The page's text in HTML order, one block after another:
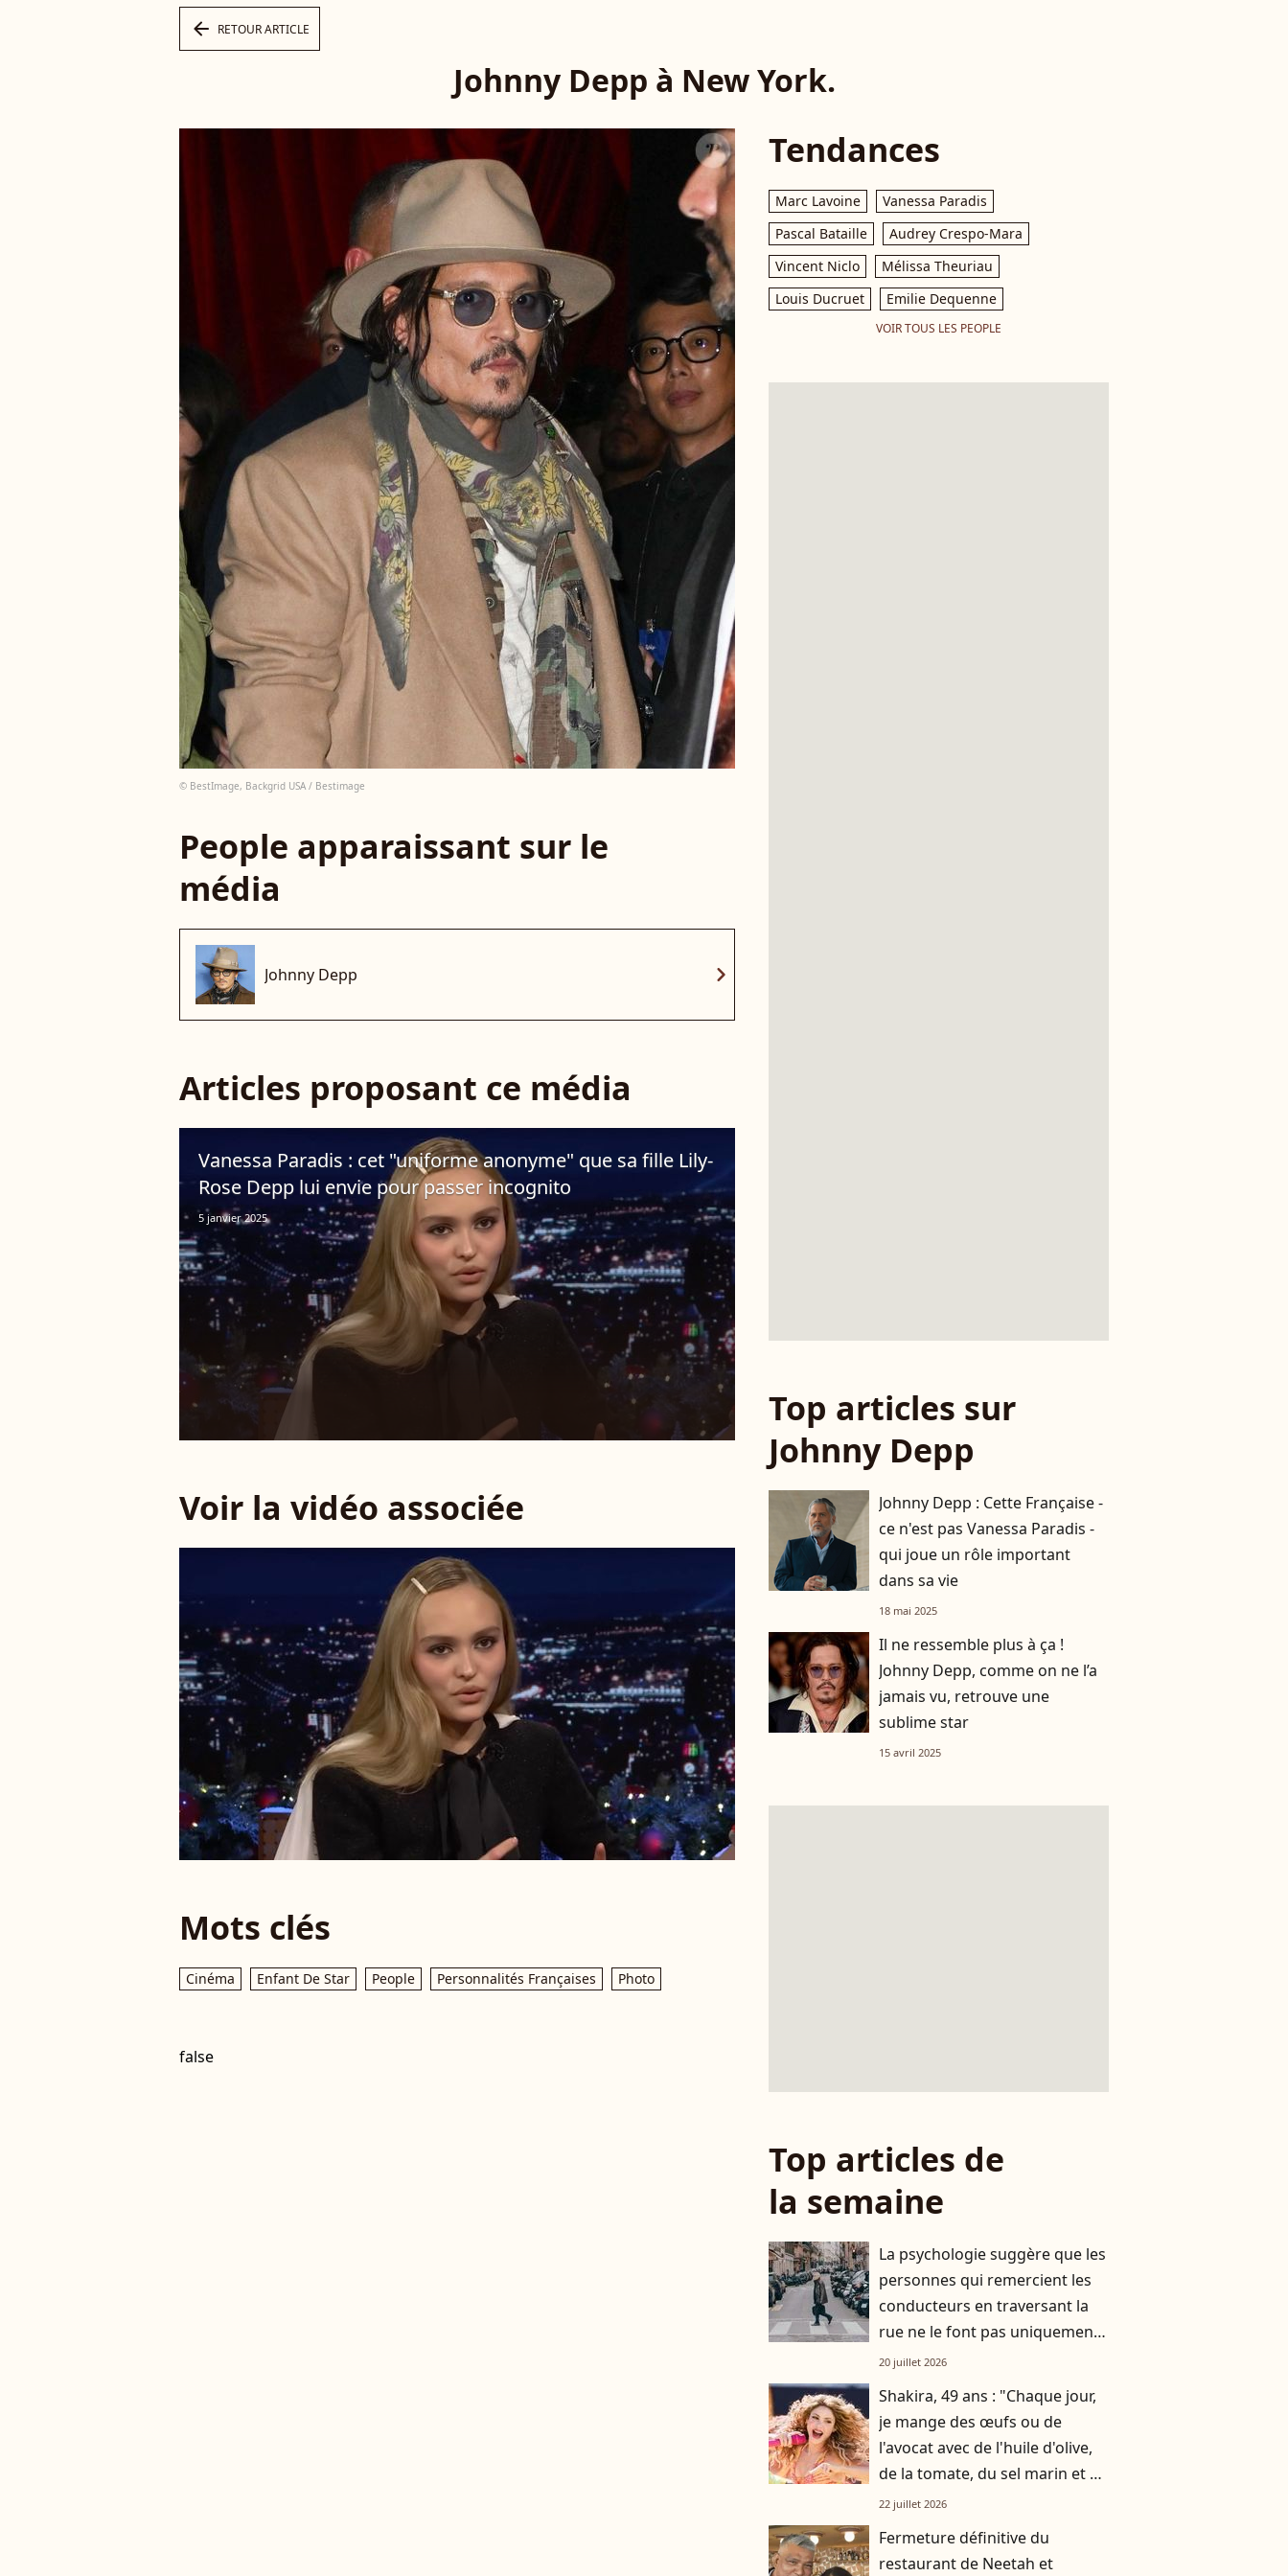
arrow_left RETOUR ARTICLE
Johnny Depp à New York.
© BestImage, Backgrid USA / Bestimage
People apparaissant sur le
média
Johnny Depp chevron_right
Articles proposant ce média
Vanessa Paradis : cet "uniforme anonyme" que sa fille Lily-
Rose Depp lui envie pour passer incognito
5 janvier 2025
Voir la vidéo associée
Mots clés
Cinéma Enfant De Star People Personnalités Françaises Photo
false
Tendances
Marc Lavoine
Vanessa Paradis
Pascal Bataille
Audrey Crespo-Mara
Vincent Niclo
Mélissa Theuriau
Louis Ducruet
Emilie Dequenne
VOIR TOUS LES PEOPLE
Top articles sur
Johnny Depp
Johnny Depp : Cette Française -
ce n'est pas Vanessa Paradis -
qui joue un rôle important
dans sa vie
18 mai 2025
Il ne ressemble plus à ça !
Johnny Depp, comme on ne l’a
jamais vu, retrouve une
sublime star
15 avril 2025
Top articles de
la semaine
La psychologie suggère que les
personnes qui remercient les
conducteurs en traversant la
rue ne le font pas uniquement
par gratitude
20 juillet 2026
Shakira, 49 ans : "Chaque jour,
je mange des œufs ou de
l'avocat avec de l'huile d'olive,
de la tomate, du sel marin et un
smoothie"
22 juillet 2026
Fermeture définitive du
restaurant de Neetah et